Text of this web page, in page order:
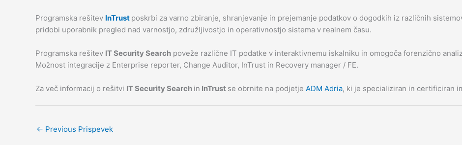
Programska rešitev InTrust poskrbi za varno zbiranje, shranjevanje in prejemanje podatkov o dogodkih iz različnih
pridobi uporabnik pregled nad varnostjo, združljivostjo in operativnostjo sistema v realnem času.
Programska rešitev IT Security Search poveže različne IT podatke v interaktivnemu iskalniku in omogoča forenzično
Možnost integracije z Enterprise reporter, Change Auditor, InTrust in Recovery manager / FE.
Za več informacij o rešitvi IT Security Search in InTrust se obrnite na podjetje ADM Adria, ki je specializiran in certificiran
← Previous Prispevek